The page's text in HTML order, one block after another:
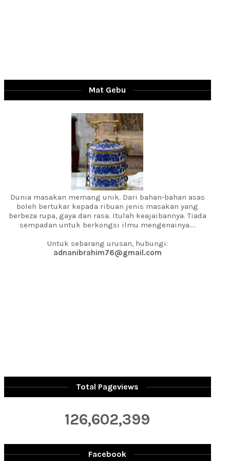
Mat Gebu
Dunia masakan memang unik. Dari bahan-bahan asas
boleh bertukar kepada ribuan jenis masakan yang
berbeza rupa, gaya dan rasa. Itulah keajaibannya. Tiada
sempadan untuk berkongsi ilmu mengenainya....
Untuk sebarang urusan, hubungi:
adnanibrahim76@gmail.com
Total Pageviews
126,602,399
Facebook